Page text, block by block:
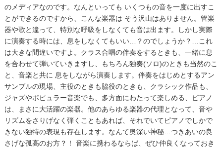
のメディアなのです。なんといっても いくつもの音を一度に出すこ
とができるのですから、こんな楽器は そう沢山はありません。管楽
器や歌と違って、特別な呼吸をしなくても音は出ます。しかし実際
に演奏する時には、息をしなくてもいい… ？のでしょうか？
これ
は大きな間違いですよ。クラス合唱の伴奏をするときも、一緒に息
を合わせて弾いていきますし、もちろん独奏(ソロ)のときも当然のこ
と、音楽と共に 息をしながら演奏します。伴奏をはじめとするアン
サンブルの現場、主役のときも脇役のときも、クラシック作品も、
ジャズやポピュラー音楽でも、多方面にわたって楽しめる、ピアノ
は、まさに大活躍の楽器。他のあらゆる楽器の代理となって、音や
リズムをさりげなく弾くこともあれば、それでいてピアノでしかで
きない独特の表現も存在します。なんて奥深い神秘… つきあいの良
さげな孤高のお方？！ 音楽に携わるならば、ぜひ仲良くなっておき